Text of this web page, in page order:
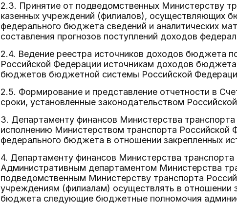
2.3. Принятие от подведомственных Министерству
казенных учреждений (филиалов), осуществляющих
федерального бюджета сведений и аналитических
составления прогнозов поступлений доходов
2.4. Ведение реестра источников доходов бюджета
Российской Федерации источникам доходов
бюджетов бюджетной системы Российской
2.5. Формирование и представление отчетности в
сроки, установленные законодательством
3. Департаменту финансов Министерства
исполнению Министерством транспорта
федерального бюджета в отношении закрепленных
4. Департаменту финансов Министерства
Административным департаментом Министерства
подведомственным Министерству транспорта
учреждениям (филиалам) осуществлять в отношении
бюджета следующие бюджетные полномочия